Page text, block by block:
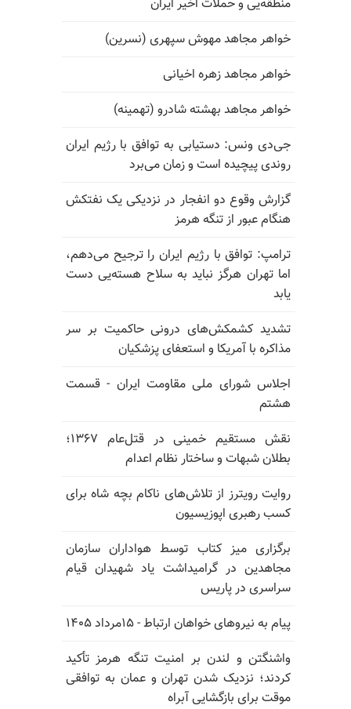
منطقه‌یی و حملات اخیر ایران
خواهر مجاهد مهوش سپهری (نسرین)
خواهر مجاهد زهره اخیانی
خواهر مجاهد بهشته شادرو (تهمینه)
جی‌دی ونس: دستیابی به توافق با رژیم ایران
روندی پیچیده است و زمان می‌برد
گزارش وقوع دو انفجار در نزدیکی یک نفتکش
هنگام عبور از تنگه هرمز
ترامپ: توافق با رژیم ایران را ترجیح می‌دهم،
اما تهران هرگز نباید به سلاح هسته‌یی دست
یابد
تشدید کشمکش‌های درونی حاکمیت بر سر
مذاکره با آمریکا و استعفای پزشکیان
اجلاس شورای ملی مقاومت ایران - قسمت
هشتم
نقش مستقیم خمینی در قتل‌عام ۱۳۶۷؛
بطلان شبهات و ساختار نظام اعدام
روایت رویترز از تلاش‌های ناکام بچه شاه برای
کسب رهبری اپوزیسیون
برگزاری میز کتاب توسط هواداران سازمان
مجاهدین در گرامیداشت یاد شهیدان قیام
سراسری در پاریس
پیام به نیروهای خواهان ارتباط - ۱۵مرداد ۱۴۰۵
واشنگتن و لندن بر امنیت تنگه هرمز تأکید
کردند؛ نزدیک شدن تهران و عمان به توافقی
موقت برای بازگشایی آبراه